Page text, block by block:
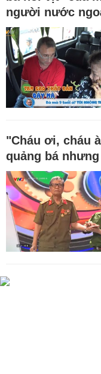
người nước
"Cháu ơi, cháu
quảng bá